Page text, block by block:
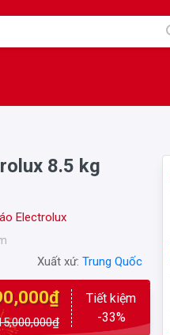
8.5 kg
Electrolux
Xuất xứ: Trung Quốc
Tiết kiệm
-33%